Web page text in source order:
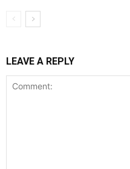
LEAVE A REPLY